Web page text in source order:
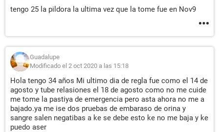
tengo 25 la pildora la ultima vez que la tome fue en Nov9
Guadalupe
Modificado el 2 oct 2020 a las 15:18
Hola tengo 34 años Mi ultimo dia de regla fue como el 14 de
agosto y tube relasiones el 18 de agosto como no me cuide
me tome la pastiya de emergencia pero asta ahora no me a
bajado.ya me ise dos pruebas de embaraso de orina y
sangre salen negatibas a ke se debe esto ke no me baja y ke
puedo aser